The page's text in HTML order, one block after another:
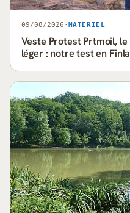
09/08/2026 · MATÉRIEL
Veste Protest Prtmoil,
léger : notre test en